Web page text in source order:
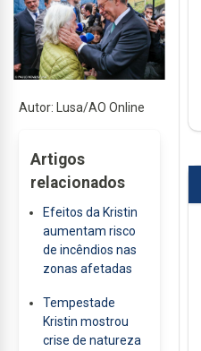
Autor: Lusa/AO Online
Artigos
relacionados
Efeitos da Kristin
aumentam risco
de incêndios nas
zonas afetadas
Tempestade
Kristin mostrou
crise de natureza